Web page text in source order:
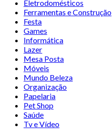
Eletrodomésticos
Ferramentas e Construção
Festa
Games
Informática
Lazer
Mesa Posta
Móveis
Mundo Beleza
Organização
Papelaria
Pet Shop
Saúde
Tv e Vídeo